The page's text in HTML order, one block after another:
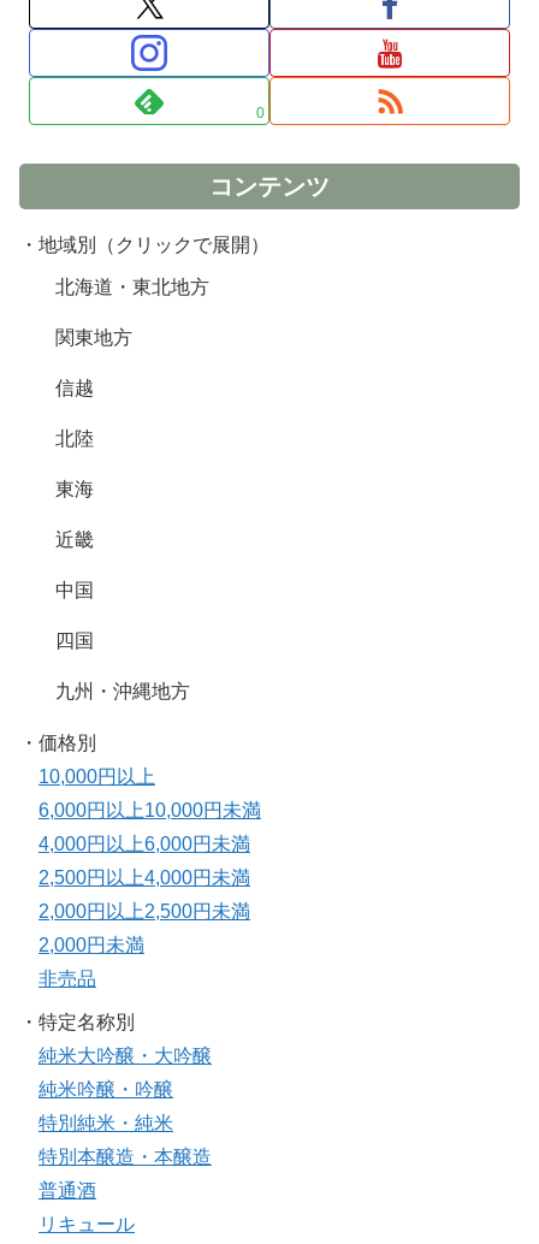
0
コンテンツ
・地域別（クリックで展開）
北海道・東北地方
関東地方
信越
北陸
東海
近畿
中国
四国
九州・沖縄地方
・価格別
10,000円以上
6,000円以上10,000円未満
4,000円以上6,000円未満
2,500円以上4,000円未満
2,000円以上2,500円未満
2,000円未満
非売品
・特定名称別
純米大吟醸・大吟醸
純米吟醸・吟醸
特別純米・純米
特別本醸造・本醸造
普通酒
リキュール